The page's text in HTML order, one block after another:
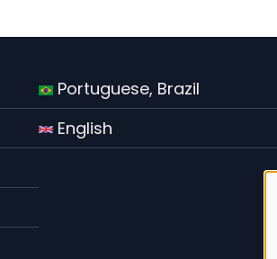
Portuguese, Brazil
English